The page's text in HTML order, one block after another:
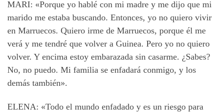
MARI: «Porque yo hablé con mi madre y me dijo que mi
marido me estaba buscando. Entonces, yo no quiero vivir
en Marruecos. Quiero irme de Marruecos, porque él me
verá y me tendré que volver a Guinea. Pero yo no quiero
volver. Y encima estoy embarazada sin casarme. ¿Sabes?
No, no puedo. Mi familia se enfadará conmigo, y los
demás también».
ELENA: «Todo el mundo enfadado y es un riesgo para